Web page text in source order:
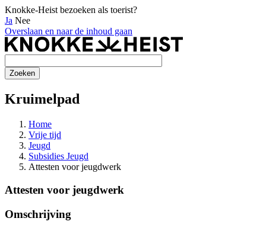
Knokke-Heist bezoeken als toerist?
Ja Nee
Overslaan en naar de inhoud gaan
Kruimelpad
Home
Vrije tijd
Jeugd
Subsidies Jeugd
Attesten voor jeugdwerk
Attesten voor jeugdwerk
Omschrijving